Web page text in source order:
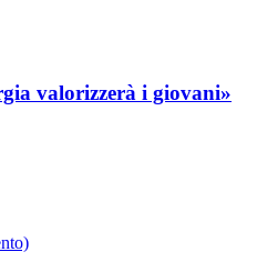
valorizzerà i giovani»